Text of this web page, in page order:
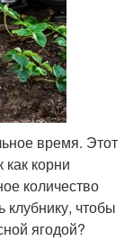
время. Этот
корни
количество
клубнику, чтобы
ягодой?